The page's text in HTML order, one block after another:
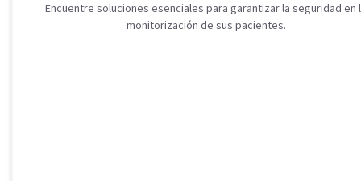
Encuentre soluciones esenciales para garantizar la seguridad en
monitorización de sus pacientes.